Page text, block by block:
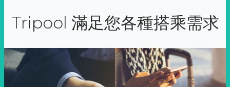
Tripool 滿足您各種搭乘需求